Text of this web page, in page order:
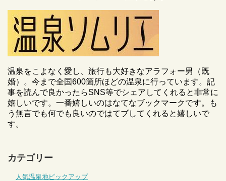
温泉をこよなく愛し、旅行も大好きなアラフォー男（既
婚）。今まで全国600箇所ほどの温泉に行っています。記
事を読んで良かったらSNS等でシェアしてくれると非常に
嬉しいです。一番嬉しいのはなてなブックマークです。も
う無言でも何でも良いのではてブしてくれると嬉しいで
す。
カテゴリー
人気温泉地ピックアップ